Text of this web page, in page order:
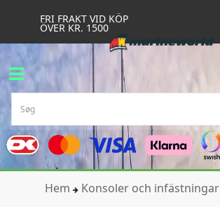
FRI FRAKT VID KÖP
ÖVER KR. 1500
Hem Konsoler och infästningar